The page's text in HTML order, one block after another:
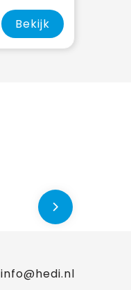
Bekijk
info@hedi.nl